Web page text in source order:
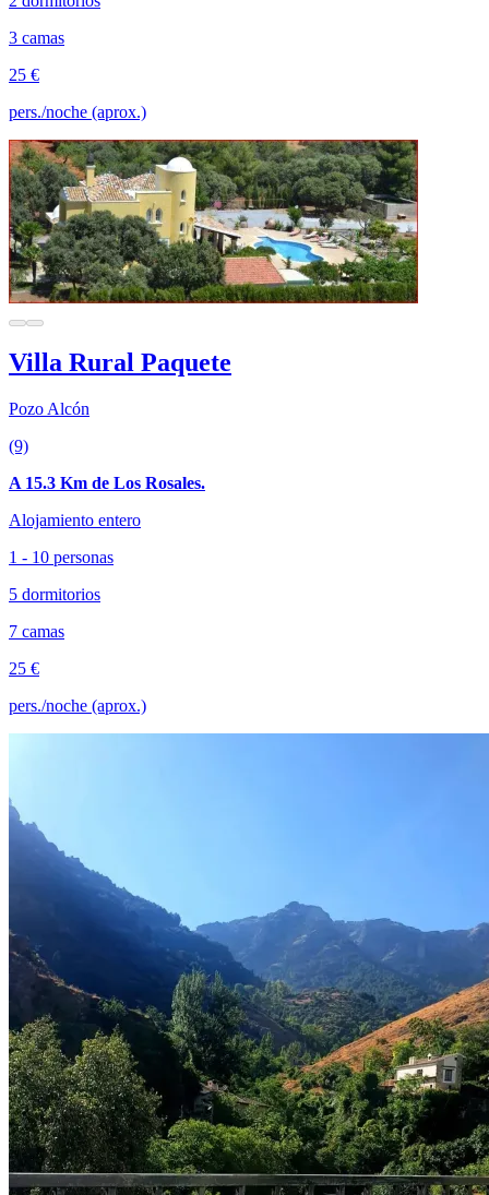
3 camas
25 €
pers./noche (aprox.)
Villa Rural Paquete
Pozo Alcón
(9)
A 15.3 Km de Los Rosales.
Alojamiento entero
1 - 10 personas
5 dormitorios
7 camas
25 €
pers./noche (aprox.)